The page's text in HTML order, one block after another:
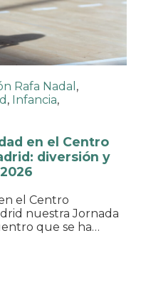
Rafa Nadal ,
, Infancia,
en el Centro
diversión y
el Centro
nuestra Jornada
que se ha…